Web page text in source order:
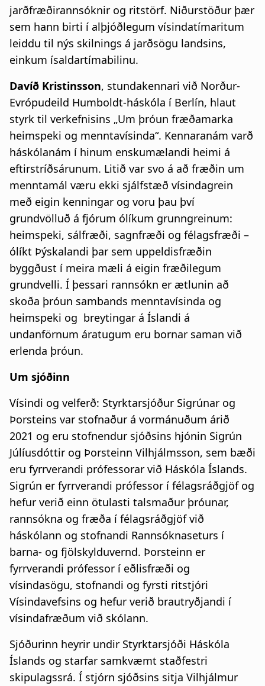
jarðfræðirannsóknir og ritstörf. Niðurstöður þær
sem hann birti í alþjóðlegum vísindatímaritum
leiddu til nýs skilnings á jarðsögu landsins,
einkum ísaldartímabilinu.
Davíð Kristinsson, stundakennari við Norður-
Evrópudeild Humboldt-háskóla í Berlín, hlaut
styrk til verkefnisins „Um þróun fræðamarka
heimspeki og menntavísinda“. Kennaranám varð
háskólanám í hinum enskumælandi heimi á
eftirstríðsárunum. Litið var svo á að fræðin um
menntamál væru ekki sjálfstæð vísindagrein
með eigin kenningar og voru þau því
grundvölluð á fjórum ólíkum grunngreinum:
heimspeki, sálfræði, sagnfræði og félagsfræði –
ólíkt Þýskalandi þar sem uppeldisfræðin
byggðust í meira mæli á eigin fræðilegum
grundvelli. Í þessari rannsókn er ætlunin að
skoða þróun sambands menntavísinda og
heimspeki og breytingar á Íslandi á
undanförnum áratugum eru bornar saman við
erlenda þróun.
Um sjóðinn
Vísindi og velferð: Styrktarsjóður Sigrúnar og
Þorsteins var stofnaður á vormánuðum árið
2021 og eru stofnendur sjóðsins hjónin Sigrún
Júlíusdóttir og Þorsteinn Vilhjálmsson, sem bæði
eru fyrrverandi prófessorar við Háskóla Íslands.
Sigrún er fyrrverandi prófessor í félagsráðgjöf og
hefur verið einn ötulasti talsmaður þróunar,
rannsókna og fræða í félagsráðgjöf við
háskólann og stofnandi Rannsóknaseturs í
barna- og fjölskylduvernd. Þorsteinn er
fyrrverandi prófessor í eðlisfræði og
vísindasögu, stofnandi og fyrsti ritstjóri
Vísindavefsins og hefur verið brautryðjandi í
vísindafræðum við skólann.
Sjóðurinn heyrir undir Styrktarsjóði Háskóla
Íslands og starfar samkvæmt staðfestri
skipulagssrá. Í stjórn sjóðsins sitja Vilhjálmur